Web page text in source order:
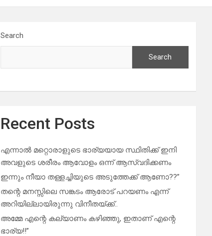
Search
Search
Recent Posts
എന്നാൽ മറ്റൊരാളുടെ ഭാര്യയായ സ്ഥിതിക്ക് ഇനി
അവളുടെ ശരീരം ആവോളം ഒന്ന് ആസ്വദിക്കണം
ഇന്നും നീയാ തള്ളച്ചിയുടെ അടുത്തേക്ക് ആണോ??”
തന്റെ മനസ്സിലെ സങ്കടം ആരോട് പറയണം എന്ന്
അറിയില്ലായിരുന്നു വിനീതയ്ക്ക്..
അമ്മേ എന്റെ കല്യാണം കഴിഞ്ഞു, ഇതാണ് എന്റെ
ഭാര്യ!!”